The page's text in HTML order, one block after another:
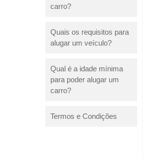
carro?
Quais os requisitos para
alugar um veículo?
Qual é a idade mínima
para poder alugar um
carro?
Termos e Condições